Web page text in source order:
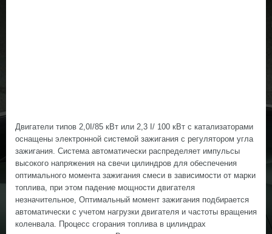
Двигатели типов 2,0I/85 кВт или 2,3 I/ 100 кВт с катализаторами
оснащены электронной системой зажигания с регулятором угла
зажигания. Система автоматически распределяет импульсы
высокого напряжения на свечи цилиндров для обеспечения
оптимального момента зажигания смеси в зависимости от марки
топлива, при этом падение мощности двигателя
незначительное, Оптимальный момент зажигания подбирается
автоматически с учетом нагрузки двигателя и частоты вращения
коленвала. Процесс сгорания топлива в цилиндрах